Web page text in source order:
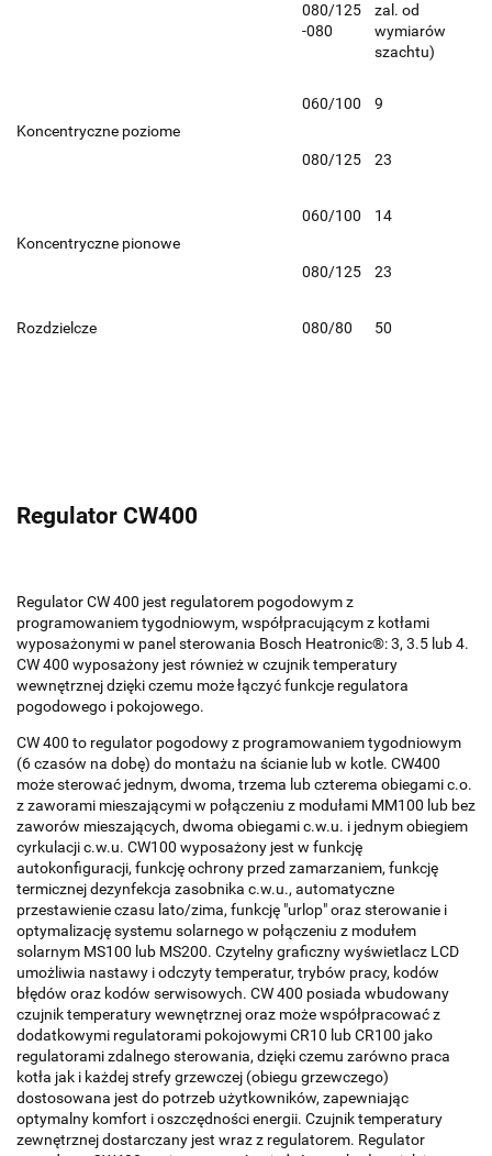
080/125
-080
zal. od
wymiarów
szachtu)
Koncentryczne poziome
060/100 9
080/125 23
Koncentryczne pionowe
060/100 14
080/125 23
Rozdzielcze 080/80 50
Regulator CW400
Regulator CW 400 jest regulatorem pogodowym z
programowaniem tygodniowym, współpracującym z kotłami
wyposażonymi w panel sterowania Bosch Heatronic®: 3, 3.5 lub 4.
CW 400 wyposażony jest również w czujnik temperatury
wewnętrznej dzięki czemu może łączyć funkcje regulatora
pogodowego i pokojowego.
CW 400 to regulator pogodowy z programowaniem tygodniowym
(6 czasów na dobę) do montażu na ścianie lub w kotle. CW400
może sterować jednym, dwoma, trzema lub czterema obiegami c.o.
z zaworami mieszającymi w połączeniu z modułami MM100 lub bez
zaworów mieszających, dwoma obiegami c.w.u. i jednym obiegiem
cyrkulacji c.w.u. CW100 wyposażony jest w funkcję
autokonfiguracji, funkcję ochrony przed zamarzaniem, funkcję
termicznej dezynfekcja zasobnika c.w.u., automatyczne
przestawienie czasu lato/zima, funkcję "urlop" oraz sterowanie i
optymalizację systemu solarnego w połączeniu z modułem
solarnym MS100 lub MS200. Czytelny graficzny wyświetlacz LCD
umożliwia nastawy i odczyty temperatur, trybów pracy, kodów
błędów oraz kodów serwisowych. CW 400 posiada wbudowany
czujnik temperatury wewnętrznej oraz może współpracować z
dodatkowymi regulatorami pokojowymi CR10 lub CR100 jako
regulatorami zdalnego sterowania, dzięki czemu zarówno praca
kotła jak i każdej strefy grzewczej (obiegu grzewczego)
dostosowana jest do potrzeb użytkowników, zapewniając
optymalny komfort i oszczędności energii. Czujnik temperatury
zewnętrznej dostarczany jest wraz z regulatorem. Regulator